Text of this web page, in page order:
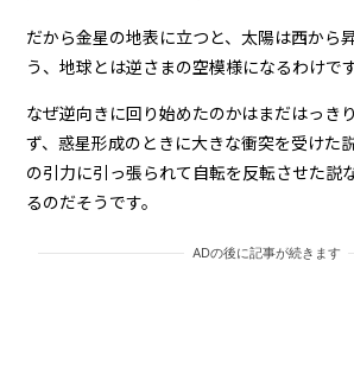
だから金星の地表に立つと、太陽は西から
う、地球とは逆さまの空模様になるわけです
なぜ逆向きに回り始めたのかはまだはっき
ず、惑星形成のときに大きな衝突を受けた
の引力に引っ張られて自転を反転させた説
るのだそうです。
ADの後に記事が続きます